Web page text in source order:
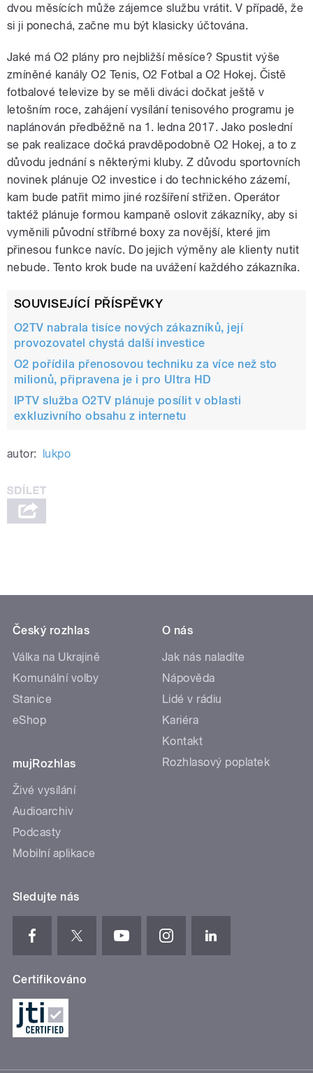
dvou měsících může zájemce službu vrátit. V případě, že
si ji ponechá, začne mu být klasicky účtována.
Jaké má O2 plány pro nejbližší měsíce? Spustit výše
zmíněné kanály O2 Tenis, O2 Fotbal a O2 Hokej. Čistě
fotbalové televize by se měli diváci dočkat ještě v
letošním roce, zahájení vysílání tenisového programu je
naplánován předběžně na 1. ledna 2017. Jako poslední
se pak realizace dočká pravděpodobně O2 Hokej, a to z
důvodu jednání s některými kluby. Z důvodu sportovních
novinek plánuje O2 investice i do technického zázemí,
kam bude patřit mimo jiné rozšíření střižen. Operátor
taktéž plánuje formou kampaně oslovit zákazníky, aby si
vyměnili původní stříbrné boxy za novější, které jim
přinesou funkce navíc. Do jejich výměny ale klienty nutit
nebude. Tento krok bude na uvážení každého zákazníka.
SOUVISEJÍCÍ PŘÍSPĚVKY
O2TV nabrala tisíce nových zákazníků, její
provozovatel chystá další investice
O2 pořídila přenosovou techniku za více než sto
milionů, připravena je i pro Ultra HD
IPTV služba O2TV plánuje posílit v oblasti
exkluzivního obsahu z internetu
autor: lukpo
Český rozhlas
Válka na Ukrajině
Komunální volby
Stanice
eShop
mujRozhlas
Živé vysílání
Audioarchiv
Podcasty
Mobilní aplikace
O nás
Jak nás naladíte
Nápověda
Lidé v rádiu
Kariéra
Kontakt
Rozhlasový poplatek
Sledujte nás
Certifikováno